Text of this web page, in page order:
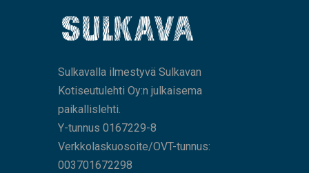
Sulkavalla ilmestyvä Sulkavan
Kotiseutulehti Oy:n julkaisema
paikallislehti.
Y-tunnus 0167229-8
Verkkolaskuosoite/OVT-tunnus:
003701672298